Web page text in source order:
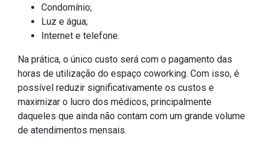
Condomínio;
Luz e água;
Internet e telefone.
Na prática, o único custo será com o pagamento das
horas de utilização do espaço coworking. Com isso, é
possível reduzir significativamente os custos e
maximizar o lucro dos médicos, principalmente
daqueles que ainda não contam com um grande volume
de atendimentos mensais.